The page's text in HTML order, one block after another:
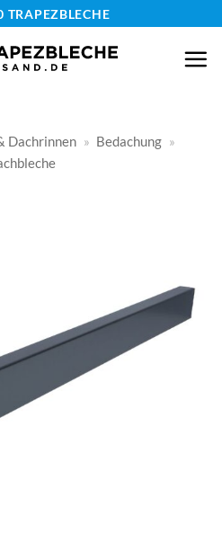
TRAPEZBLECHE
Dachrinnen » Bedachung »